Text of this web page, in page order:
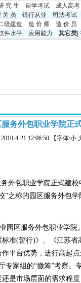
究 生 自学考试
成人高考
关 员 银行从业
司法考试
级建造 造 价 师
造 价 员
件水平 应用能力 其它类
务外包职业学院正
2010-4-21 12:06:50 【字体:小
外包职业学院正式建
之称的园区服务外包
园区服务外包职业学院
准(暂行)》、《江苏
平台优势，进行高起
专家组的“撤筹”考察
是市场层面的需求程